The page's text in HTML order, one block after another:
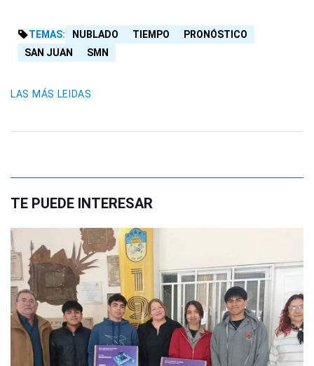
TEMAS: NUBLADO TIEMPO
PRONÓSTICO
SAN JUAN
SMN
LAS MÁS LEIDAS
TE PUEDE INTERESAR